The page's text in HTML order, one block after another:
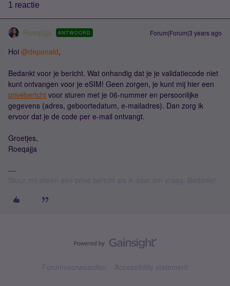
1 reactie
Roeqajja ANTWOORD Forum|Forum|3 years ago
Hoi @deponald,
Bedankt voor je bericht. Wat onhandig dat je je validatiecode niet
kunt ontvangen voor je eSIM! Geen zorgen, je kunt mij hier een
privébericht voor sturen met je 06-nummer en persoonlijke
gegevens (adres, geboortedatum, e-mailadres). Dan zorg ik
ervoor dat je de code per e-mail ontvangt.
Groetjes,
Roeqajja
Forumvoorwaarden Accessibility statement